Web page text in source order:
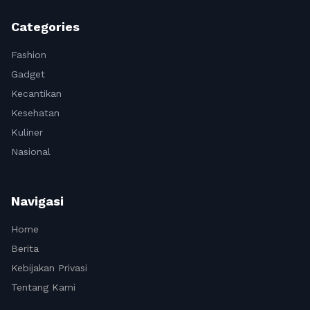
Categories
Fashion
Gadget
Kecantikan
Kesehatan
Kuliner
Nasional
Navigasi
Home
Berita
Kebijakan Privasi
Tentang Kami